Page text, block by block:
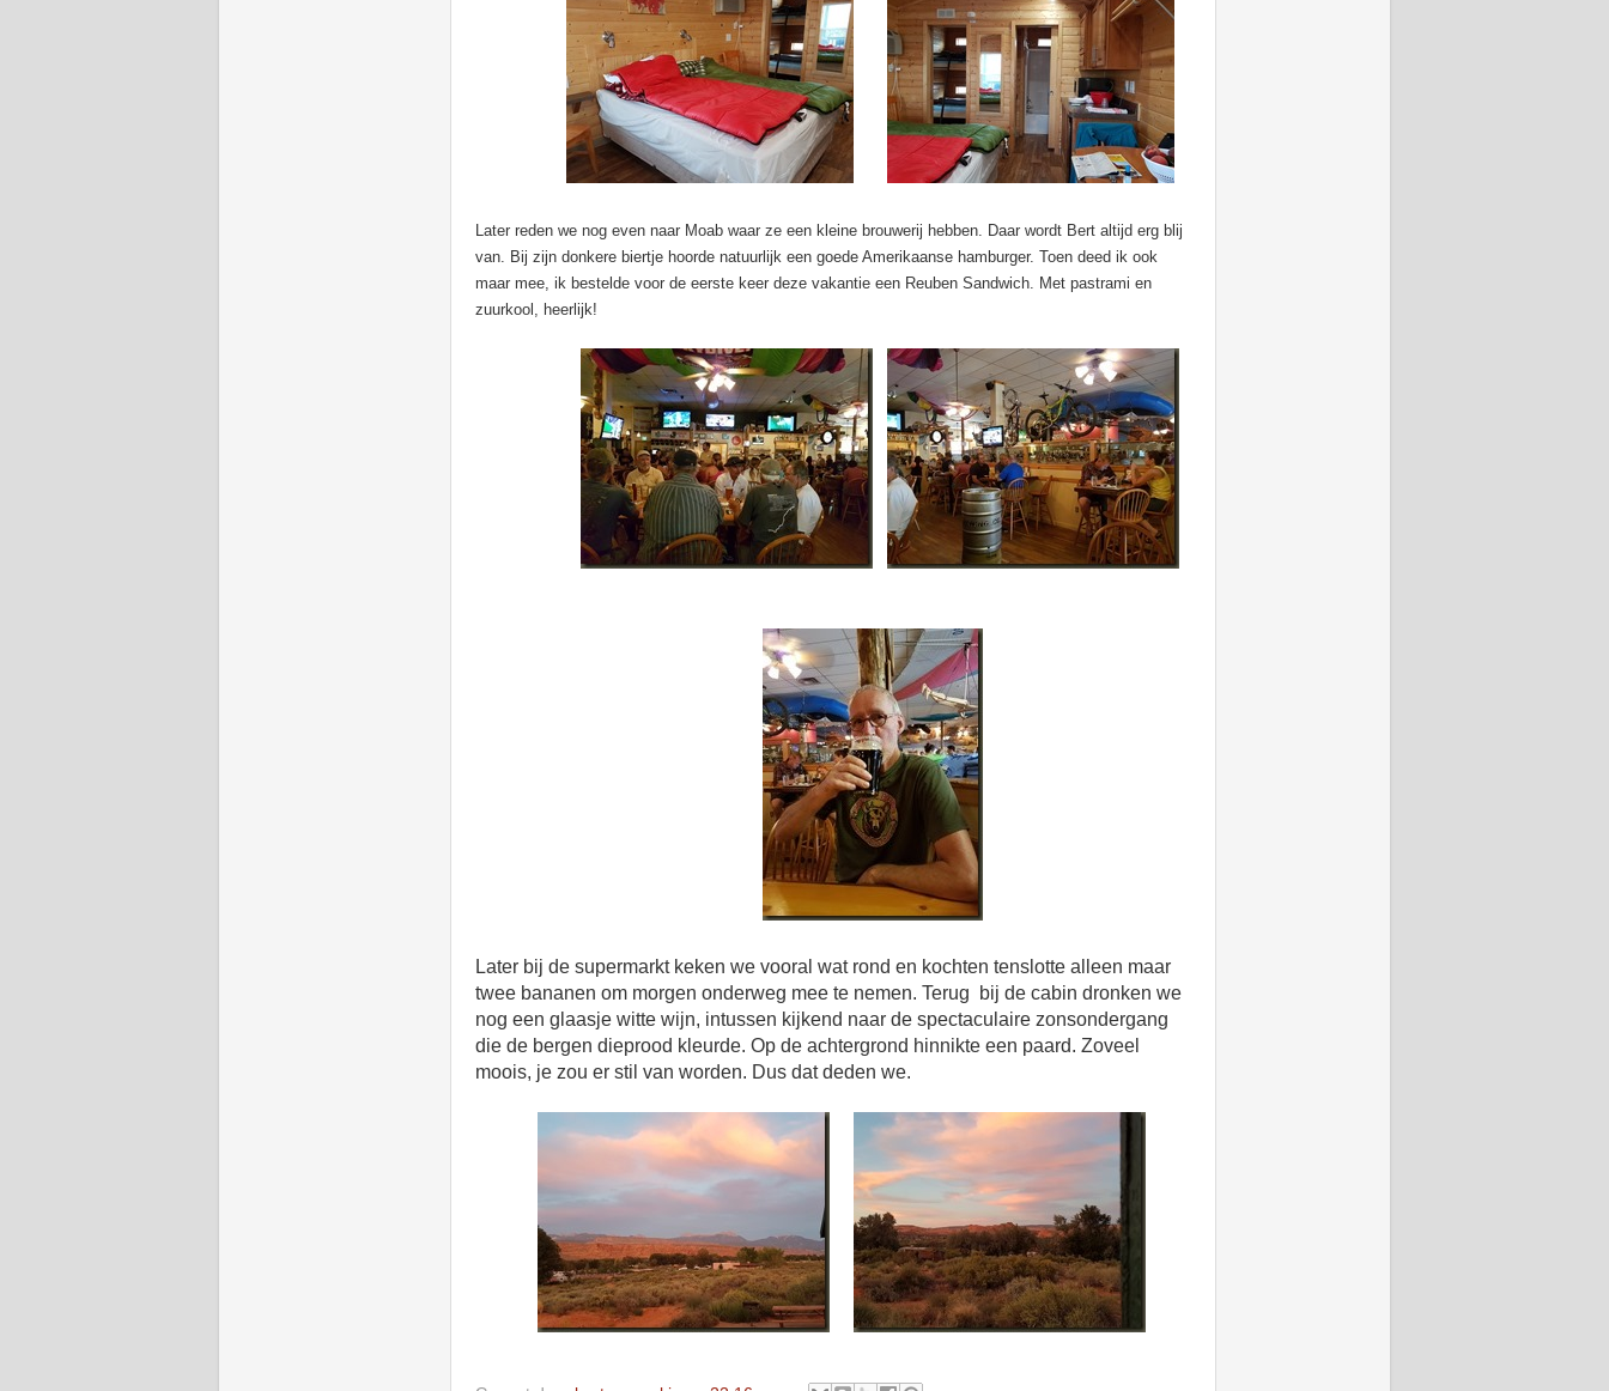
Later reden we nog even naar Moab waar ze een kleine brouwerij hebben. Daar wordt Bert altijd erg blij
van. Bij zijn donkere biertje hoorde natuurlijk een goede Amerikaanse hamburger. Toen deed ik ook
maar mee, ik bestelde voor de eerste keer deze vakantie een Reuben Sandwich. Met pastrami en
zuurkool, heerlijk!
Later bij de supermarkt keken we vooral wat rond en kochten tenslotte alleen maar
twee bananen om morgen onderweg mee te nemen. Terug bij de cabin dronken we
nog een glaasje witte wijn, intussen kijkend naar de spectaculaire zonsondergang
die de bergen dieprood kleurde. Op de achtergrond hinnikte een paard. Zoveel
moois, je zou er stil van worden. Dus dat deden we.